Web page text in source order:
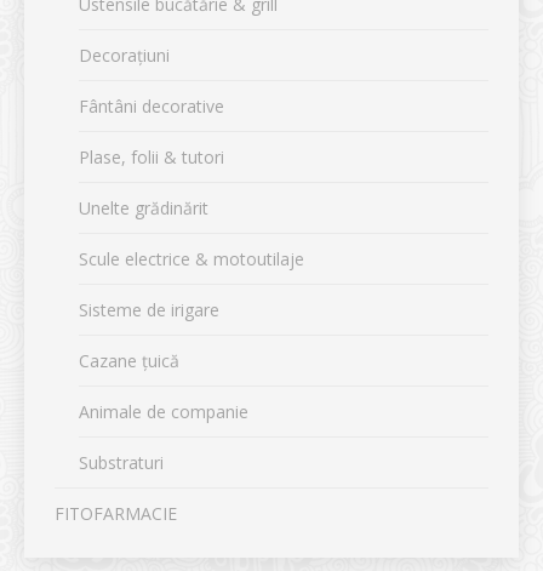
Decorațiuni
Fântâni decorative
Plase, folii & tutori
Unelte grădinărit
Scule electrice & motoutilaje
Sisteme de irigare
Cazane țuică
Animale de companie
Substraturi
FITOFARMACIE